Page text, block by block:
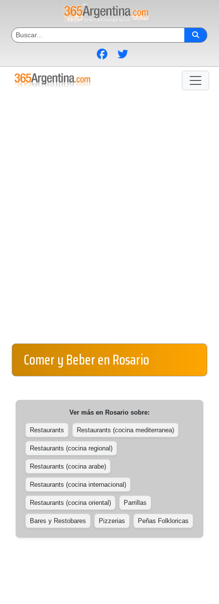
Comer y Beber en Rosario
Ver más en Rosario sobre:
Restaurants Restaurants (cocina mediterranea)
Restaurants (cocina regional)
Restaurants (cocina arabe)
Restaurants (cocina internacional)
Restaurants (cocina oriental) Parrillas
Bares y Restobares Pizzerias Peñas Folkloricas